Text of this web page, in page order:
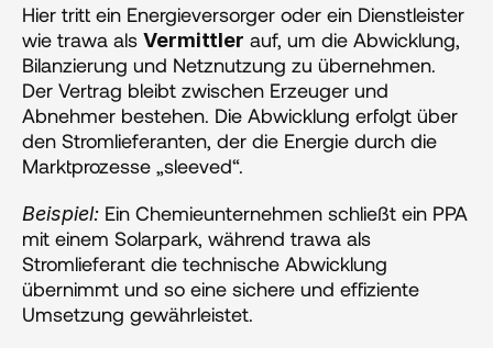
Hier tritt ein Energieversorger oder ein Dienstleister
wie trawa als Vermittler auf, um die Abwicklung,
Bilanzierung und Netznutzung zu übernehmen.
Der Vertrag bleibt zwischen Erzeuger und
Abnehmer bestehen. Die Abwicklung erfolgt über
den Stromlieferanten, der die Energie durch die
Marktprozesse „sleeved“.
Beispiel: Ein Chemieunternehmen schließt ein PPA
mit einem Solarpark, während trawa als
Stromlieferant die technische Abwicklung
übernimmt und so eine sichere und effiziente
Umsetzung gewährleistet.